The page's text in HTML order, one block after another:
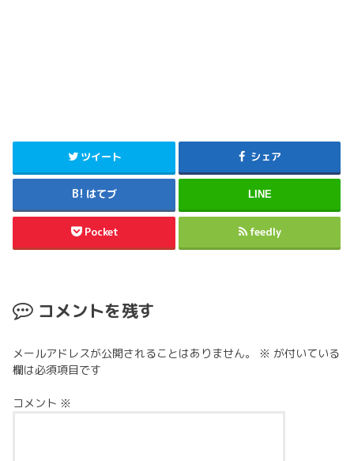
ツイート シェア
はてブ LINE
Pocket feedly
コメントを残す
メールアドレスが公開されることはありません。 ※ が付いている
欄は必須項目です
コメント ※